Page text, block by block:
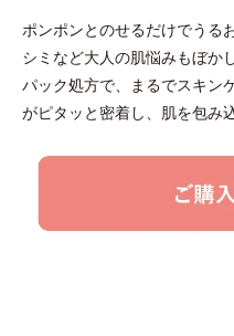
ポンポンとのせるだけでうる
シミなど大人の肌悩みもぼか
パック処方で、まるでスキン
がピタッと密着し、肌を包み